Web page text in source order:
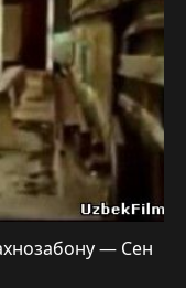
— Сен